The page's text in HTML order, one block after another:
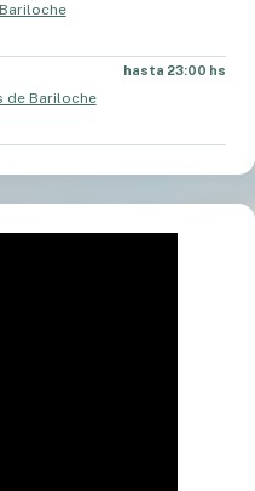
hasta 23:00 hs
de Bariloche